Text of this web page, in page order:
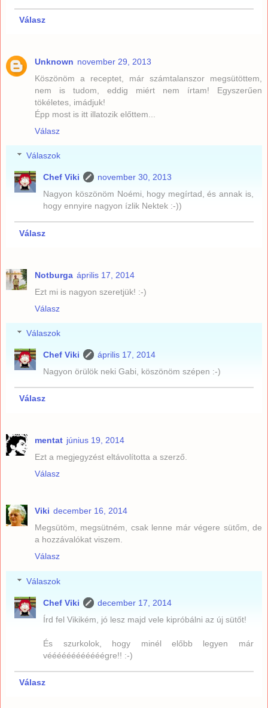
Válasz
Unknown november 29, 2013
Köszönöm a receptet, már számtalanszor megsütöttem,
nem is tudom, eddig miért nem írtam! Egyszerűen
tökéletes, imádjuk!
Épp most is itt illatozik előttem...
Válasz
Válaszok
Chef Viki
november 30, 2013
Nagyon köszönöm Noémi, hogy megírtad, és annak is,
hogy ennyire nagyon ízlik Nektek :-))
Válasz
Notburga április 17, 2014
Ezt mi is nagyon szeretjük! :-)
Válasz
Válaszok
Chef Viki
április 17, 2014
Nagyon örülök neki Gabi, köszönöm szépen :-)
Válasz
mentat június 19, 2014
Ezt a megjegyzést eltávolította a szerző.
Válasz
Viki december 16, 2014
Megsütöm, megsütném, csak lenne már végere sütőm, de
a hozzávalókat viszem.
Válasz
Válaszok
Chef Viki
december 17, 2014
Írd fel Vikikém, jó lesz majd vele kipróbálni az új sütőt!
És szurkolok, hogy minél előbb legyen már
véééééééééééégre!! :-)
Válasz